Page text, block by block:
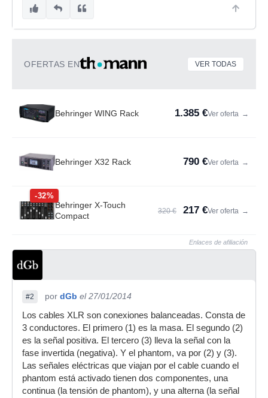
OFERTAS EN VER TODAS
Behringer WING Rack 1.385 €Ver oferta →
Behringer X32 Rack 790 €Ver oferta →
-32%
Behringer X-Touch
Compact
320 € 217 €Ver oferta →
Enlaces de afiliación
#2 por dGb el 27/01/2014
Los cables XLR son conexiones balanceadas. Consta de
3 conductores. El primero (1) es la masa. El segundo (2)
es la señal positiva. El tercero (3) lleva la señal con la
fase invertida (negativa). Y el phantom, va por (2) y (3).
Las señales eléctricas que viajan por el cable cuando el
phantom está activado tienen dos componentes, una
continua (la tensión de phantom), y una alterna (la señal